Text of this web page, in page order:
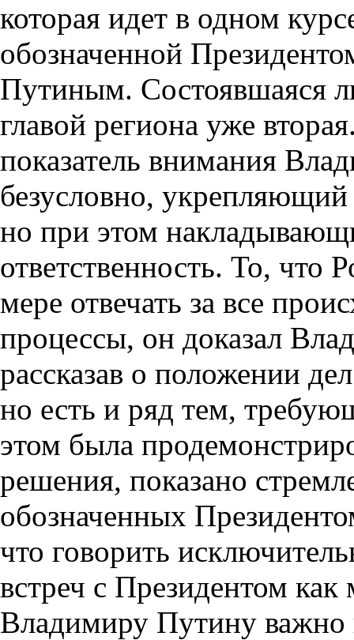
которая идет в одном
обозначенной
Путиным. Состоявшаяся
главой региона уже
показатель внимания
безусловно,
но при этом
ответственность. То, что
мере отвечать за все
процессы, он доказал
рассказав о положении
но есть и ряд тем,
этом была
решения, показано
обозначенных
что говорить
встреч с Президентом
Владимиру Путину важно